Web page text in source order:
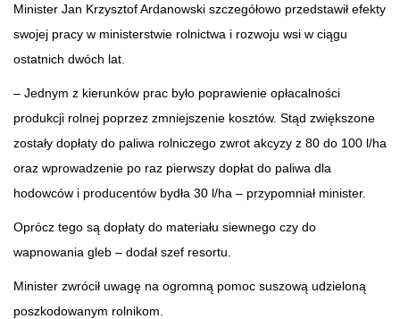
Minister Jan Krzysztof Ardanowski szczegółowo przedstawił efekty
swojej pracy w ministerstwie rolnictwa i rozwoju wsi w ciągu
ostatnich dwóch lat.
– Jednym z kierunków prac było poprawienie opłacalności
produkcji rolnej poprzez zmniejszenie kosztów. Stąd zwiększone
zostały dopłaty do paliwa rolniczego zwrot akcyzy z 80 do 100 l/ha
oraz wprowadzenie po raz pierwszy dopłat do paliwa dla
hodowców i producentów bydła 30 l/ha – przypomniał minister.
Oprócz tego są dopłaty do materiału siewnego czy do
wapnowania gleb – dodał szef resortu.
Minister zwrócił uwagę na ogromną pomoc suszową udzieloną
poszkodowanym rolnikom.